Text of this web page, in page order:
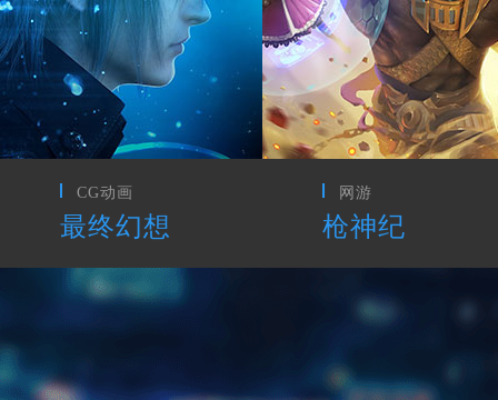
网游
枪神纪
手游
阴阳师